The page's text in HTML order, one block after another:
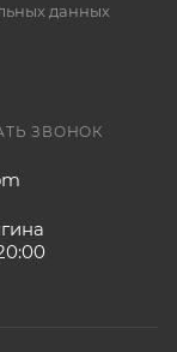
данных
ЗВОНОК